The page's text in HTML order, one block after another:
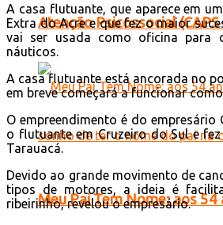
Atenção Psicossocial (CAPS
Meu Pai Tem Nome: aos 54
A casa flutuante, que aparece em
Extra do Acre e que fez o maior
vai ser usada como oficina para
náuticos.
A casa flutuante está ancorada no
em breve começará a funcionar
O empreendimento é do empresário
o flutuante em Cruzeiro do Sul e
Tarauacá.
Devido ao grande movimento de
tipos de motores, a ideia é
ribeirinho, revelou o empresário.